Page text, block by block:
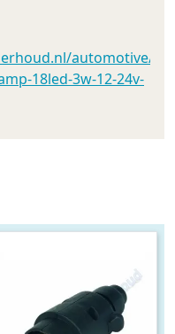
automotive/
18led-3w-12-24v-